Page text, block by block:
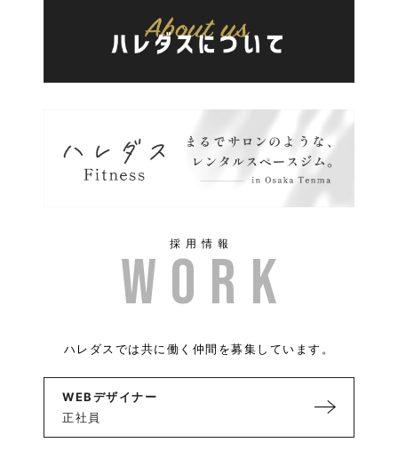
採用情報
ハレダスでは共に働く仲間を募集しています。
WEBデザイナー
正社員